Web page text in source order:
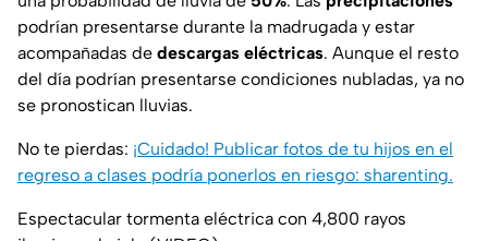
podrían presentarse durante la madrugada y estar
acompañadas de descargas eléctricas. Aunque el resto
del día podrían presentarse condiciones nubladas, ya no
se pronostican lluvias.
No te pierdas: ¡Cuidado! Publicar fotos de tu hijos en el
regreso a clases podría ponerlos en riesgo: sharenting.
Espectacular tormenta eléctrica con 4,800 rayos